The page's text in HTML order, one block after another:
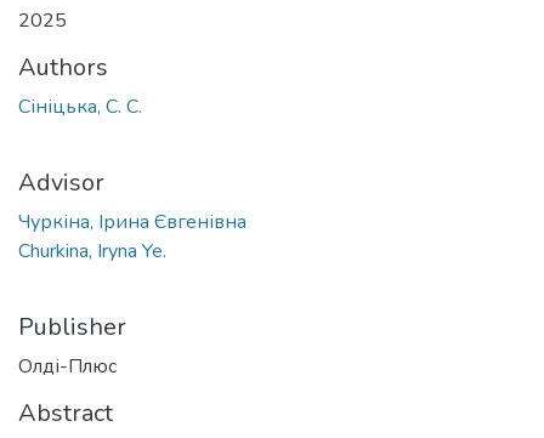
2025
Authors
Сініцька, С. С.
Advisor
Чуркіна, Ірина Євгенівна
Churkina, Iryna Ye.
Publisher
Олді-Плюс
Abstract